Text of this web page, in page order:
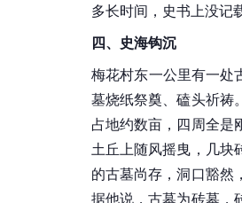
多长时间，史书上没记
四、史海钩沉
梅花村东一公里有一处
墓烧纸祭奠、磕头祈祷
占地约数亩，四周全是
土丘上随风摇曳，几块
的古墓尚存，洞口豁然
据他说，古墓为砖墓，